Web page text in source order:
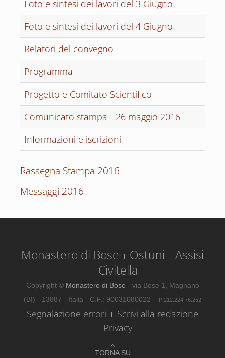
Foto e sintesi dei lavori del 3 Giugno
Foto e sintesi dei lavori del 4 Giugno
Relatori del convegno
Programma
Progetto e Comitato Scientifico
Comunicato stampa - 26 maggio 2016
Informazioni e iscrizioni
Rassegna Stampa 2016
Messaggi 2016
TORNA SU
Monastero di Bose Ostuni
Assisi
Civitella
Copyright © Monastero di Bose - via Bose 1, Magnano
(BI) - 13887 - Italia - C.F.: 90031080022 - IP 212.224.76.252
Segnalazione errori
Scrivi alla redazione
Privacy